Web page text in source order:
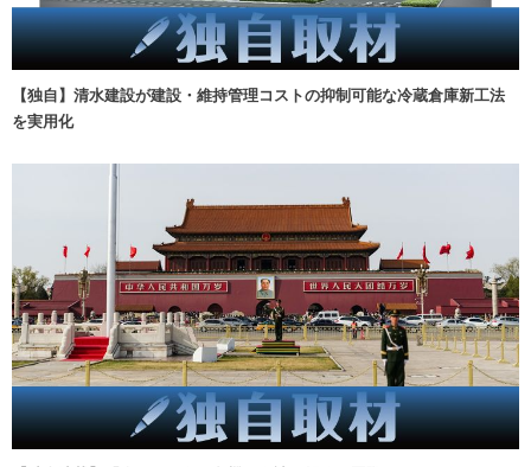
【独自】清水建設が建設・維持管理コストの抑制可能な冷蔵倉庫新工法
を実用化